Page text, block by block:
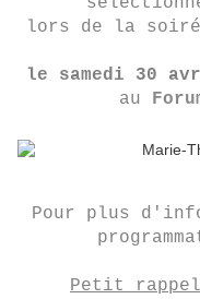
lors de la
le samedi 30
au
Pour plus
Petit rappel